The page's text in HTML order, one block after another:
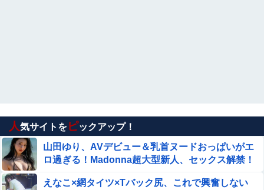
人気サイトをピックアップ！
山田ゆり、AVデビュー＆乳首ヌードおっぱいがエ
ロ過ぎる！Madonna超大型新人、セックス解禁！
えなこ×網タイツ×Tバック尻、これで興奮しない